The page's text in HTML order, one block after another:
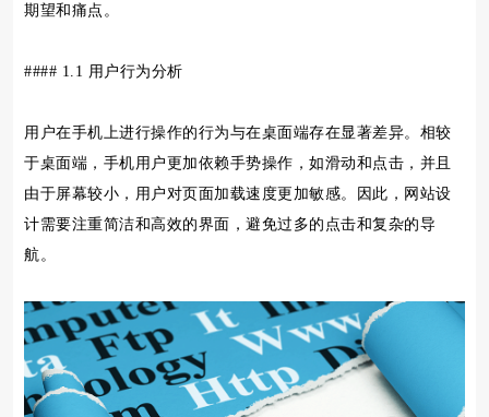
期望和痛点。
#### 1.1 用户行为分析
用户在手机上进行操作的行为与在桌面端存在显著差异。相较
于桌面端，手机用户更加依赖手势操作，如滑动和点击，并且
由于屏幕较小，用户对页面加载速度更加敏感。因此，网站设
计需要注重简洁和高效的界面，避免过多的点击和复杂的导
航。